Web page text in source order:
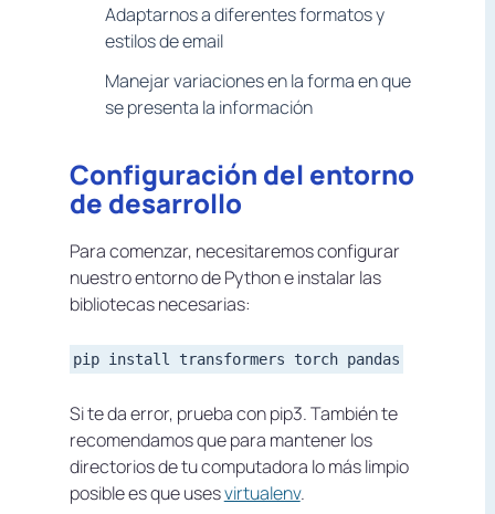
Adaptarnos a diferentes formatos y
estilos de email
Manejar variaciones en la forma en que
se presenta la información
Configuración del entorno
de desarrollo
Para comenzar, necesitaremos configurar
nuestro entorno de Python e instalar las
bibliotecas necesarias:
Si te da error, prueba con pip3. También te
recomendamos que para mantener los
directorios de tu computadora lo más limpio
posible es que usesvirtualenv.